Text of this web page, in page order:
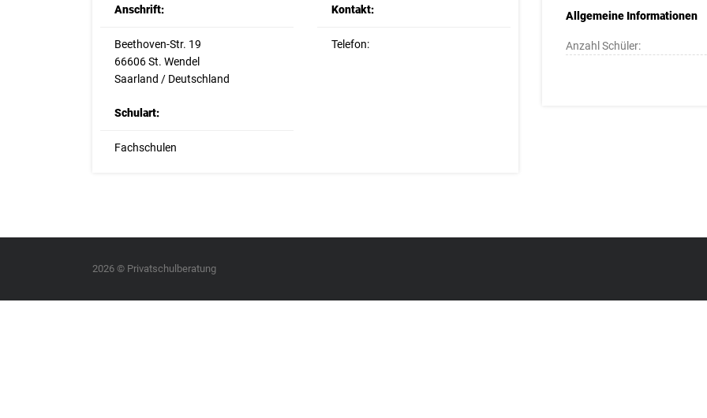
Anschrift:
Beethoven-Str. 19
66606 St. Wendel
Saarland / Deutschland
Kontakt:
Telefon:
Schulart:
Fachschulen
Allgemeine Informationen
Anzahl Schüler:
2026 © Privatschulberatung